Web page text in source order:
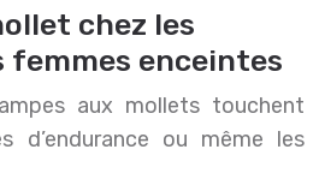
chez les
enceintes
aux mollets touchent
d’endurance ou même les